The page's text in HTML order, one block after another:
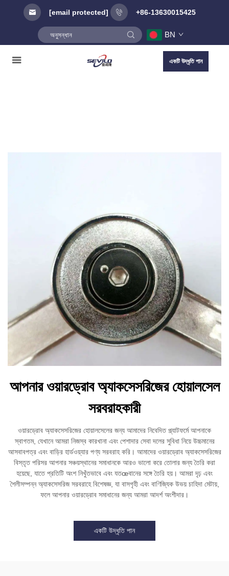
[email protected] +86-13630015425
BN
একটি উদ্ধৃতি পান
আপনার ওয়ারড্রোব অ্যাকসেসরিজের হোয়ালসেল
সরবরাহকারী
ওয়ারড্রোব অ্যাকসেসরিজের হোয়ালসেলের জন্য আমাদের নিবেদিত প্ল্যাটফর্মে আপনাকে
স্বাগতম, যেখানে আমরা নিজস্ব কারখানা এবং পেশাদার সেবা দলের সুবিধা নিয়ে উচ্চমানের
আসবাবপত্র এবং বাড়ির হার্ডওয়্যার পণ্য সরবরাহ করি। আমাদের ওয়ারড্রোব অ্যাকসেসরিজের
বিস্তৃত পরিসর আপনার সঞ্চয়স্থানের সমাধানকে আরও ভালো করে তোলার জন্য তৈরি করা
হয়েছে, যাতে প্রতিটি অংশ নিখুঁতভাবে এবং যতœবানের সঙ্গে তৈরি হয়। আমরা দৃঢ় এবং
শৈলীসম্পন্ন অ্যাকসেসরিজ সরবরাহে বিশেষজ্ঞ, যা বাসগৃহী এবং বাণিজ্যিক উভয় চাহিদা মেটায়,
ফলে আপনার ওয়ারড্রোব সমাধানের জন্য আমরা আদর্শ অংশীদার।
একটি উদ্ধৃতি পান